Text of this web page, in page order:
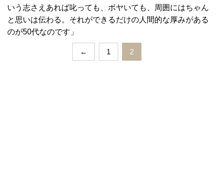
いう志さえあれば叱っても、ボヤいても、周囲にはちゃん
と思いは伝わる。それができるだけの人間的な厚みがある
のが50代なのです」
← 1 2